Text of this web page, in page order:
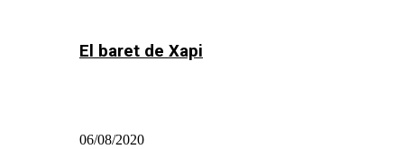
El baret de Xapi
06/08/2020